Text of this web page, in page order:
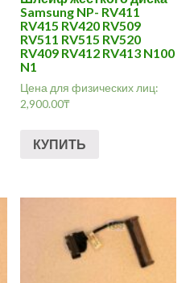
Samsung NP- RV411
RV415 RV420 RV509
RV511 RV515 RV520
RV409 RV412 RV413 N100
N1
Цена для физических лиц:
2,900.00₸
КУПИТЬ